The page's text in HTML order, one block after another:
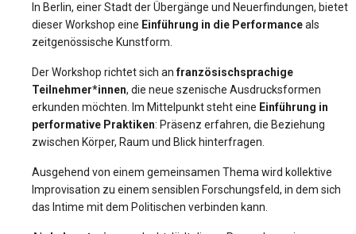
In Berlin, einer Stadt der Übergänge und Neuerfindungen, bietet
dieser Workshop eine Einführung in die Performanceals
zeitgenössische Kunstform.
Der Workshop richtet sich anfranzösischsprachige
Teilnehmer*innen, die neue szenische Ausdrucksformen
erkunden möchten. Im Mittelpunkt steht eine Einführung in
performative Praktiken: Präsenz erfahren, die Beziehung
zwischen Körper, Raum und Blick hinterfragen.
Ausgehend von einem gemeinsamen Thema wird kollektive
Improvisation zu einem sensiblen Forschungsfeld, in dem sich
das Intime mit dem Politischen verbinden kann.